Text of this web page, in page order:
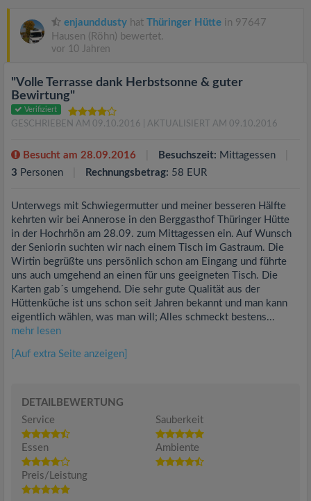
enjaunddusty hat Thüringer Hütte in 97647
Hausen (Röhn) bewertet.
vor 10 Jahren
"Volle Terrasse dank Herbstsonne & guter
Bewirtung"
Verifiziert
GESCHRIEBEN AM 09.10.2016 | AKTUALISIERT AM 09.10.2016
Besucht am 28.09.2016 Besuchszeit: Mittagessen
3 Personen Rechnungsbetrag: 58 EUR
Unterwegs mit Schwiegermutter und meiner besseren Hälfte
kehrten wir bei Annerose in den Berggasthof Thüringer Hütte
in der Hochrhön am 28.09. zum Mittagessen ein. Auf Wunsch
der Seniorin suchten wir nach einem Tisch im Gastraum. Die
Wirtin begrüßte uns persönlich schon am Eingang und führte
uns auch umgehend an einen für uns geeigneten Tisch. Die
Karten gab´s umgehend. Die sehr gute Qualität aus der
Hüttenküche ist uns schon seit Jahren bekannt und man kann
eigentlich wählen, was man will; Alles schmeckt bestens...
mehr lesen
[Auf extra Seite anzeigen]
DETAILBEWERTUNG
Service
Sauberkeit
Essen Ambiente
Preis/Leistung